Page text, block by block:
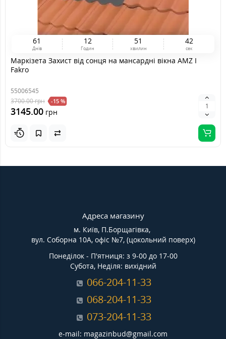
61
Днів
12
Годин
51
хвилин
41
сек
Маркізета Захист від сонця на мансардні вікна AMZ I
Fakro
55006545
3700.00грн -15 %
3145.00 грн
Адреса магазину
м. Київ, П.Борщагівка,
вул. Соборна 10А, офіс №7, (цокольний поверх)
Понеділок - П'ятниця: з 9-00 до 17-00
Субота, Неділя: вихідний
066-204-11-33
068-204-11-33
073-204-11-33
e-mail: magazinbud@gmail.com